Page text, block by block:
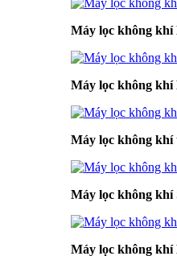
Máy lọc không khí
Máy lọc không khí
Máy lọc không khí
Máy lọc không khí
Máy lọc không khí